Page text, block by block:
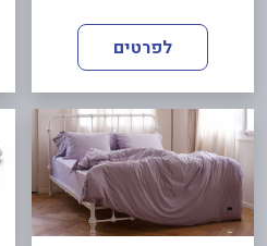
לפרטים